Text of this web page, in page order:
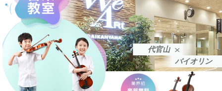
代官山
バイオリン